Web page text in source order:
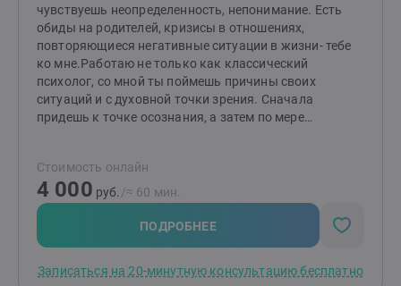
чувствуешь неопределенность, непонимание. Есть
обиды на родителей, кризисы в отношениях,
повторяющиеся негативные ситуации в жизни- тебе
ко мне.Работаю не только как классический
психолог, со мной ты поймешь причины своих
ситуаций и с духовной точки зрения. Сначала
придешь к точке осознания, а затем по мере
Стоимость онлайн
4 000 руб. /≈ 60 мин.
ПОДРОБНЕЕ
Записаться на 20-минутную консультацию бесплатно